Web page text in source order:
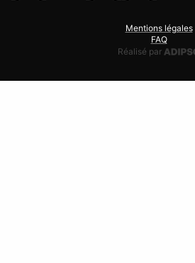
Mentions légales
FAQ
Réalisé par